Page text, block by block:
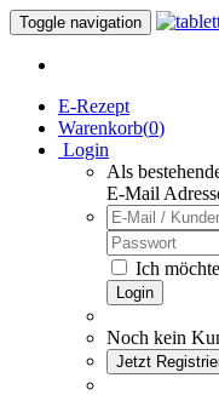
Toggle navigation
E-Rezept
Warenkorb(0)
Login
Als
E-Mail
Ich
Login
Noch kein
Jetzt